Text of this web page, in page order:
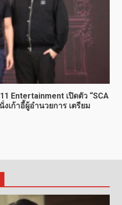
Entertainment เปิดตัว “SCA
เก้าอี้ผู้อำนวยการ เตรียม